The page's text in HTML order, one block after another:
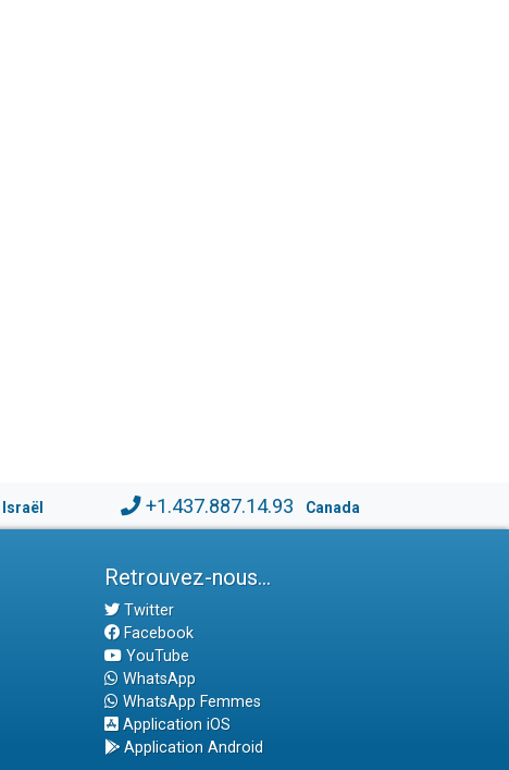
Israël +1.437.887.14.93 Canada
Retrouvez-nous...
Twitter
Facebook
YouTube
WhatsApp
WhatsApp Femmes
Application iOS
Application Android